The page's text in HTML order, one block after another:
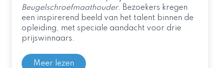
Beugelschroefmaathouder. Bezoekers kregen
een inspirerend beeld van het talent binnen de
opleiding, met speciale aandacht voor drie
prijswinnaars.
Meer lezen